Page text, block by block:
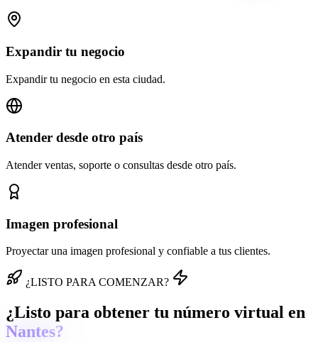
Expandir tu negocio
Expandir tu negocio en esta ciudad.
Atender desde otro país
Atender ventas, soporte o consultas desde otro país.
Imagen profesional
Proyectar una imagen profesional y confiable a tus clientes.
¿LISTO PARA COMENZAR?
¿Listo para obtener tu número virtual en
Nantes?